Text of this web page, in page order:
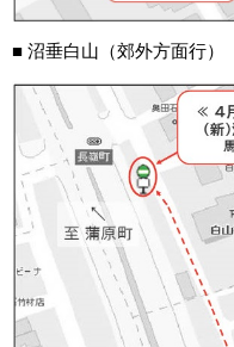
■ 沼垂白山（郊外方面行）